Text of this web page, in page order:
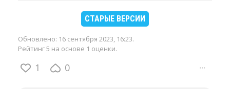
СТАРЫЕ ВЕРСИИ
Обновлено: 16 сентября 2023, 16:23.
Рейтинг 5 на основе 1 оценки.
1 0 ···